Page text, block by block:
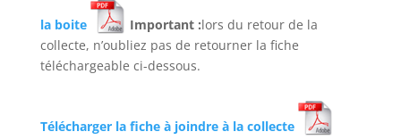
la boite Important :lors du retour de la
collecte, n’oubliez pas de retourner la fiche
téléchargeable ci-dessous.
Télécharger la fiche à joindre à la collecte